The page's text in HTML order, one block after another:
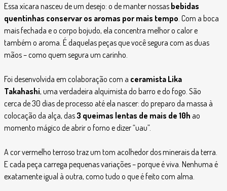
Essa xícara nasceu de um desejo: o de manter nossas bebidas
quentinhas conservar os aromas por mais tempo. Com a boca
mais fechada e o corpo bojudo, ela concentra melhor o calor e
também o aroma. É daquelas peças que você segura com as duas
mãos – como quem segura um carinho.
Foi desenvolvida em colaboração com a ceramista Lika
Takahashi, uma verdadeira alquimista do barro e do fogo. São
cerca de 30 dias de processo até ela nascer: do preparo da massa à
colocação da alça, das 3 queimas lentas de mais de 10h ao
momento mágico de abrir o forno e dizer “uau”.
A cor vermelho terroso traz um tom acolhedor dos minerais da terra.
E cada peça carrega pequenas variações – porque é viva. Nenhuma é
exatamente igual à outra, como tudo o que é feito com alma.